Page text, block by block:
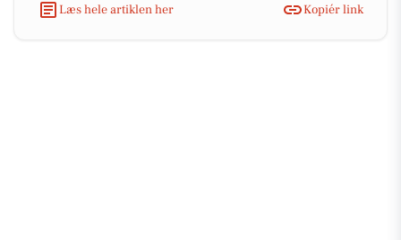
Læs hele artiklen her
Kopiér link